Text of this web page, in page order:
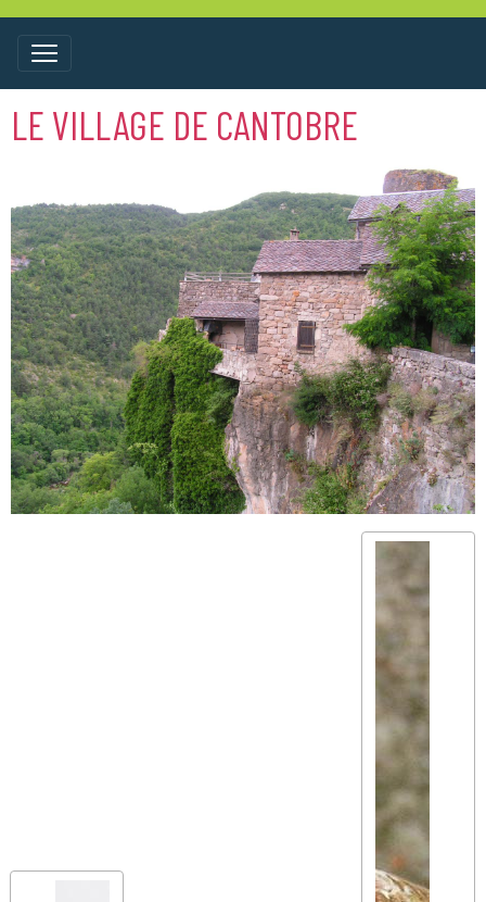
LE VILLAGE DE CANTOBRE